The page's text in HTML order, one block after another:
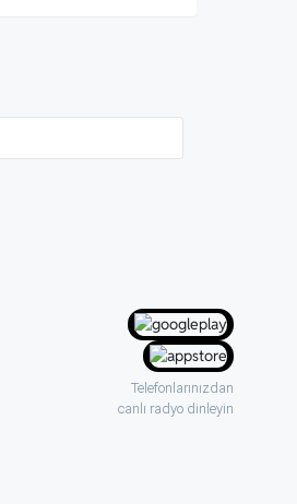
Telefonlarınızdan
canlı radyo dinleyin